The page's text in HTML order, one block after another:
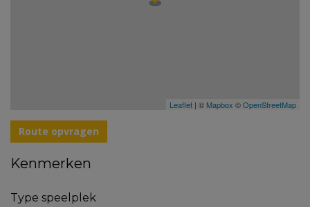
Leaflet | © Mapbox ©OpenStreetMap
Route opvragen
Kenmerken
Type speelplek